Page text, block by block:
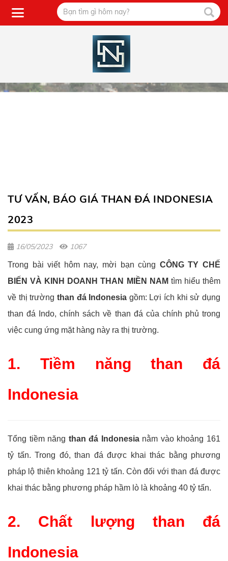
TƯ VẤN, BÁO GIÁ THAN ĐÁ INDONESIA
2023
16/05/2023 1067
Trong bài viết hôm nay, mời bạn cùng CÔNG TY CHẾ
BIẾN VÀ KINH DOANH THAN MIỀN NAM tìm hiểu thêm
về thị trường than đá Indonesia gồm: Lợi ích khi sử dụng
than đá Indo, chính sách về than đá của chính phủ trong
việc cung ứng mặt hàng này ra thị trường.
1. Tiềm năng than đá
Indonesia
Tổng tiềm năng than đá Indonesianằm vào khoảng 161
tỷ tấn. Trong đó, than đá được khai thác bằng phương
pháp lộ thiên khoảng 121 tỷ tấn. Còn đối với than đá được
khai thác bằng phương pháp hầm lò là khoảng 40 tỷ tấn.
2. Chất lượng than đá
Indonesia